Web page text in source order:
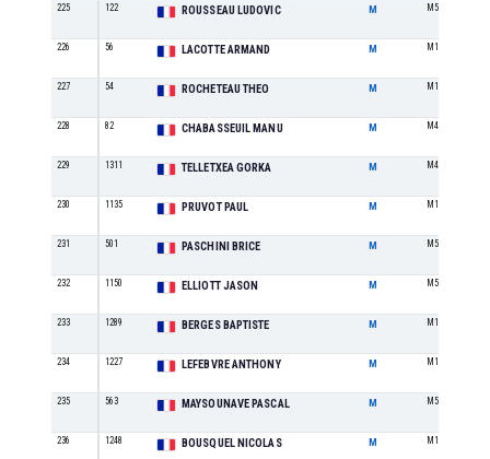
225 122 ROUSSEAU LUDOVIC M M5
226 56 LACOTTE ARMAND M M1
227 54 ROCHETEAU THEO M M1
228 82 CHABASSEUIL MANU M M4
229 1311 TELLETXEA GORKA M M4
230 1135 PRUVOT PAUL M M1
231 501 PASCHINI BRICE M M5
232 1150 ELLIOTT JASON M M5
233 1289 BERGES BAPTISTE M M1
234 1227 LEFEBVRE ANTHONY M M1
235 563 MAYSOUNAVE PASCAL M M5
236 1248 BOUSQUEL NICOLAS M M1